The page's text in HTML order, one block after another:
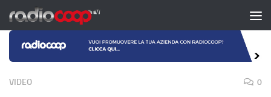
Salta al contenuto
VIDEO 0